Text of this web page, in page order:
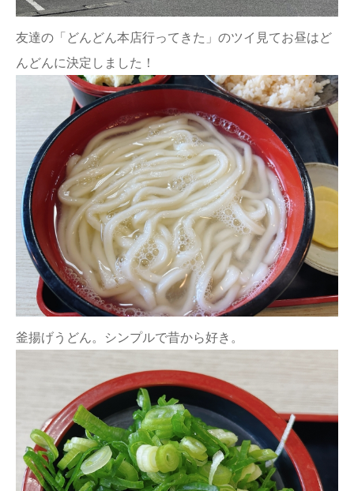
友達の「どんどん本店行ってきた」のツイ見てお昼はど
んどんに決定しました！
釜揚げうどん。シンプルで昔から好き。